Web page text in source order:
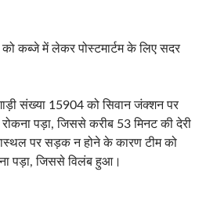
कब्जे में लेकर पोस्टमार्टम के लिए सदर
संख्या 15904 को सिवान जंक्शन पर
पड़ा, जिससे करीब 53 मिनट की देरी
पर सड़क न होने के कारण टीम को
पड़ा, जिससे विलंब हुआ।